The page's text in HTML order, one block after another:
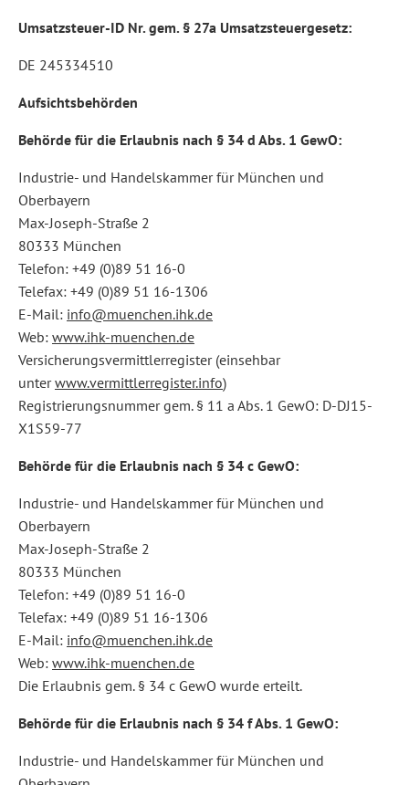
Umsatzsteuer-ID Nr. gem. § 27a Umsatzsteuergesetz:
DE 245334510
Aufsichtsbehörden
Behörde für die Erlaubnis nach § 34 d Abs. 1 GewO:
Industrie- und Handelskammer für München und
Oberbayern
Max-Joseph-Straße 2
80333 München
Telefon: +49 (0)89 51 16-0
Telefax: +49 (0)89 51 16-1306
E-Mail: info@muenchen.ihk.de
Web: www.ihk-muenchen.de
Versicherungsvermittlerregister (einsehbar
unterwww.vermittlerregister.info)
Registrierungsnummer gem. § 11 a Abs. 1 GewO: D-DJ15-
X1S59-77
Behörde für die Erlaubnis nach § 34 c GewO:
Industrie- und Handelskammer für München und
Oberbayern
Max-Joseph-Straße 2
80333 München
Telefon: +49 (0)89 51 16-0
Telefax: +49 (0)89 51 16-1306
E-Mail: info@muenchen.ihk.de
Web: www.ihk-muenchen.de
Die Erlaubnis gem. § 34 c GewO wurde erteilt.
Behörde für die Erlaubnis nach § 34 f Abs. 1 GewO:
Industrie- und Handelskammer für München und